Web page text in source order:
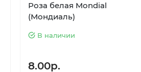
Роза белая Mondial
(Мондиаль)
В наличии
8.00р.